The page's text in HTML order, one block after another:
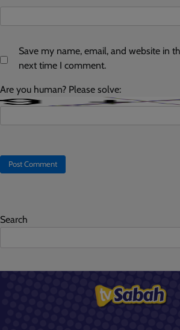
Save my name, email, and website in
next time I comment.
Are you human? Please solve:
Search